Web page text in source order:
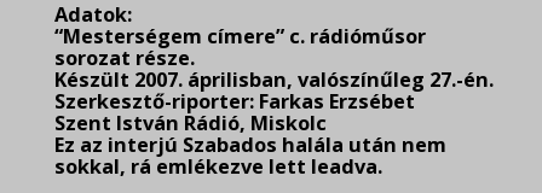
Adatok:
“Mesterségem címere” c. rádióműsor
sorozat része.
Készült 2007. áprilisban, valószínűleg 27.-én.
Szerkesztő-riporter: Farkas Erzsébet
Szent István Rádió, Miskolc
Ez az interjú Szabados halála után nem
sokkal, rá emlékezve lett leadva.